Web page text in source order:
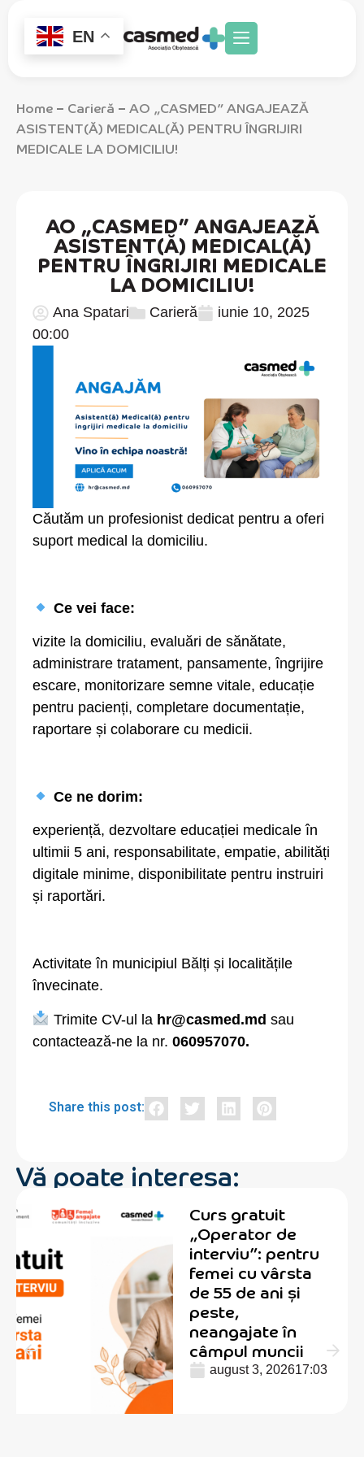
EN
Home – Carieră – AO „CASMED” ANGAJEAZĂ
ASISTENT(Ă) MEDICAL(Ă) PENTRU ÎNGRIJIRI
MEDICALE LA DOMICILIU!
AO „CASMED” ANGAJEAZĂ
ASISTENT(Ă) MEDICAL(Ă)
PENTRU ÎNGRIJIRI MEDICALE
LA DOMICILIU!
Ana Spatari Carieră
iunie 10, 2025
00:00
Căutăm un profesionist dedicat pentru a oferi
suport medical la domiciliu.
Ce vei face:
vizite la domiciliu, evaluări de sănătate,
administrare tratament, pansamente, îngrijire
escare, monitorizare semne vitale, educație
pentru pacienți, completare documentație,
raportare și colaborare cu medicii.
Ce ne dorim:
experiență, dezvoltare educației medicale în
ultimii 5 ani, responsabilitate, empatie, abilități
digitale minime, disponibilitate pentru instruiri
și raportări.
Activitate în municipiul Bălți și localitățile
învecinate.
Trimite CV-ul la hr@casmed.md sau
contactează-ne la nr. 060957070.
Share this post:
Vă poate interesa:
Curs gratuit
„Operator de
interviu”: pentru
femei cu vârsta
de 55 de ani și
peste,
neangajate în
câmpul muncii
august 3, 202617:03